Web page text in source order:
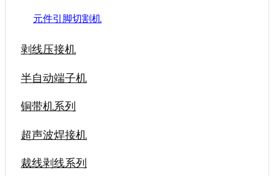
元件引脚切割机
剥线压接机
半自动端子机
铜带机系列
超声波焊接机
裁线剥线系列